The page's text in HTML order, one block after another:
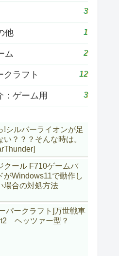
3
他 1
ム 2
クラフト 12
：ゲーム用 3
!シルバーライオンが足
い？？？そんな時は。
クール F710ゲームパ
がWindows11で動作し
場合の対処方法
パークラフト]万世戦車
ヘッツァー型？